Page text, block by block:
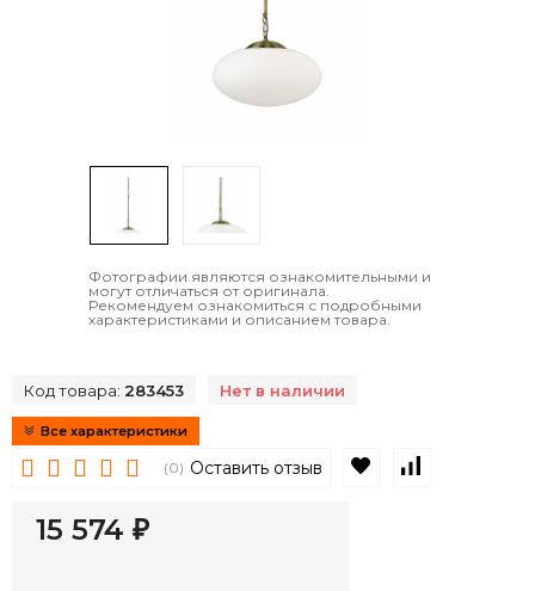
Фотографии являются ознакомительными и
могут отличаться от оригинала.
Рекомендуем ознакомиться с подробными
характеристиками и описанием товара.
Код товара: 283453 Нет в наличии
Все характеристики
(0) Оставить отзыв В избранное
15 574 ₽